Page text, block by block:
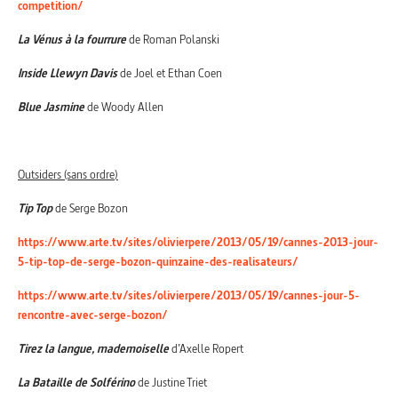
competition/
La Vénus à la fourrurede Roman Polanski
Inside Llewyn Davisde Joel et Ethan Coen
Blue Jasminede Woody Allen
Outsiders (sans ordre)
Tip Topde Serge Bozon
https://www.arte.tv/sites/olivierpere/2013/05/19/cannes-2013-jour-
5-tip-top-de-serge-bozon-quinzaine-des-realisateurs/
https://www.arte.tv/sites/olivierpere/2013/05/19/cannes-jour-5-
rencontre-avec-serge-bozon/
Tirez la langue, mademoiselled’Axelle Ropert
La Bataille de Solférinode Justine Triet